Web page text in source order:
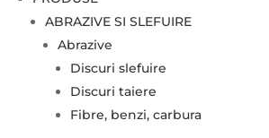
ABRAZIVE SI SLEFUIRE
Abrazive
Discuri slefuire
Discuri taiere
Fibre, benzi, carbura